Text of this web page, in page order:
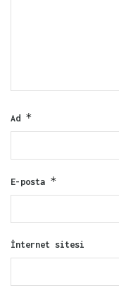
Ad *
E-posta *
İnternet sitesi